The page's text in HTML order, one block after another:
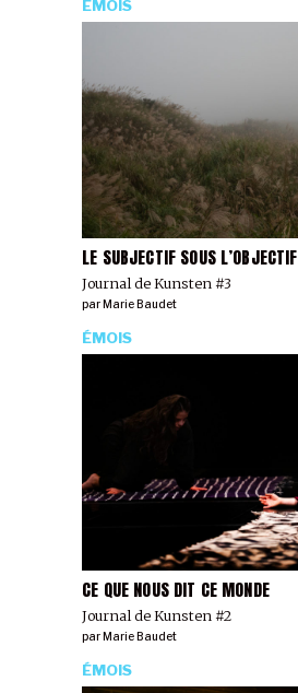
LE SUBJECTIF SOUS L’OBJECTIF
Journal de Kunsten #3
ÉMOIS
parMarie Baudet
CE QUE NOUS DIT CE MONDE
Journal de Kunsten #2
ÉMOIS
par Marie Baudet
ÉMOIS